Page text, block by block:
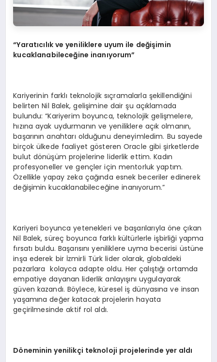
“Yaratıcılık ve yeniliklere uyum ile değişimin
kucaklanabileceğine inanıyorum”
Kariyerinin farklı teknolojik sıçramalarla şekillendiğini
belirten Nil Balek, gelişimine dair şu açıklamada
bulundu: “Kariyerim boyunca, teknolojik gelişmelere,
hızına ayak uydurmanın ve yeniliklere açık olmanın,
başarının anahtarı olduğunu deneyimledim. Bu sayede
birçok ülkede faaliyet gösteren Oracle gibi şirketlerde
bulut dönüşüm projelerine liderlik ettim. Kadın
profesyoneller ve gençler için mentorluk yaptım.
Özellikle yapay zeka çağında esnek beceriler edinerek
değişimin kucaklanabileceğine inanıyorum.”
Kariyeri boyunca yetenekleri ve başarılarıyla öne çıkan
Nil Balek, süreç boyunca farklı kültürlerle işbirliği yapma
fırsatı buldu. Başarısını yeniliklere uyma becerisi üstüne
inşa ederek bir İzmirli Türk lider olarak, globaldeki
pazarlara kolayca adapte oldu. Her çalıştığı ortamda
empatiye dayanan liderlik anlayışını uygulayarak
güven kazandı. Böylece, küresel iş dünyasına ve insan
yaşamına değer katacak projelerin hayata
geçirilmesinde aktif rol aldı.
Döneminin yenilikçi teknoloji projelerinde yer aldı